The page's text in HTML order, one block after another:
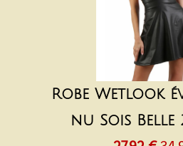
Robe Wetlook
nu Sois Belle